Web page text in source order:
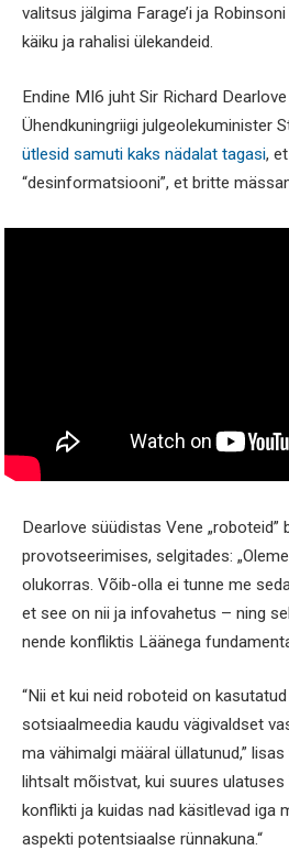
valitsus jälgima Farage’i ja
käiku ja rahalisi ülekandeid.
Endine MI6 juht Sir Richard
Ühendkuningriigi julgeolekuminister
ütlesid samuti kaks nädalat tagasi,
“desinformatsiooni”, et britte
Dearlove süüdistas Vene „roboteid”
provotseerimises, selgitades:
olukorras. Võib-olla ei tunne me
et see on nii ja infovahetus – ning
nende konfliktis Läänega
“Nii et kui neid roboteid on
sotsiaalmeedia kaudu vägivaldset
ma vähimalgi määral üllatunud,”
lihtsalt mõistvat, kui suures
konflikti ja kuidas nad käsitlevad iga
aspekti potentsiaalse rünnakuna.“